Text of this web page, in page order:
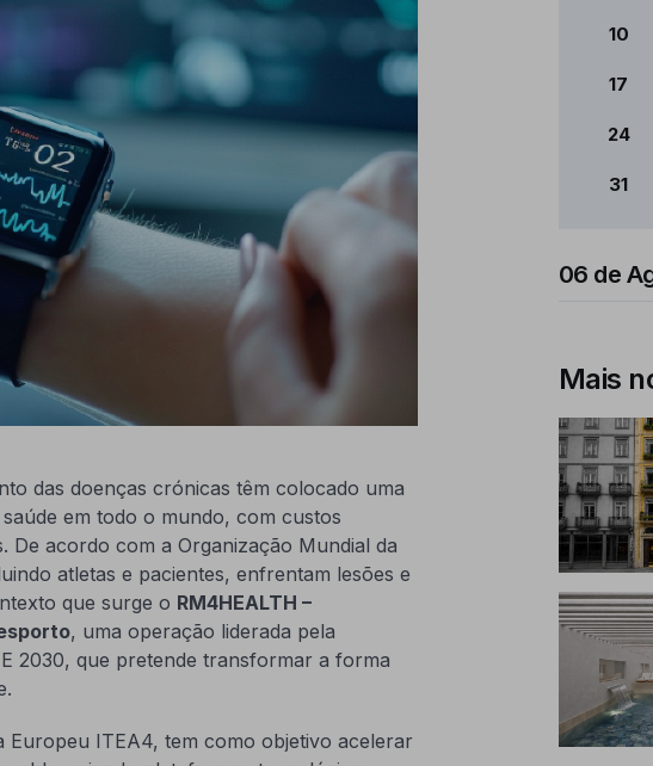
das doenças crónicas têm colocado uma
em todo o mundo, com custos
De acordo com a Organização Mundial da
atletas e pacientes, enfrentam lesões e
que surge o RM4HEALTH –
, uma operação liderada pela
2030, que pretende transformar a forma
ITEA4, tem como objetivo acelerar
10
17
24
31
06 de
Mais